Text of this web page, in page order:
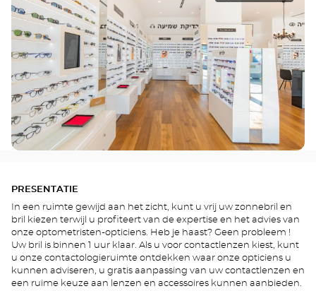
PRESENTATIE
In een ruimte gewijd aan het zicht, kunt u vrij uw zonnebril en
bril kiezen terwijl u profiteert van de expertise en het advies van
onze optometristen-opticiens. Heb je haast? Geen probleem !
Uw bril is binnen 1 uur klaar. Als u voor contactlenzen kiest, kunt
u onze contactologieruimte ontdekken waar onze opticiens u
kunnen adviseren, u gratis aanpassing van uw contactlenzen en
een ruime keuze aan lenzen en accessoires kunnen aanbieden.